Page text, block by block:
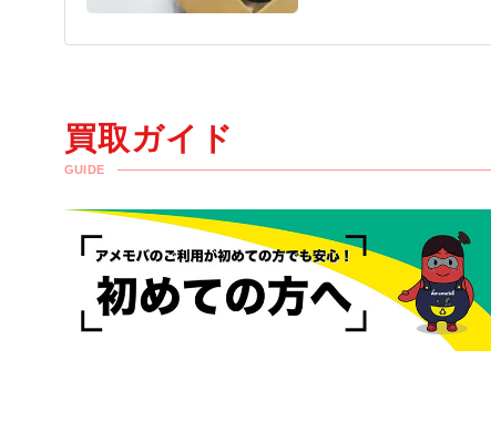
買取ガイド
GUIDE